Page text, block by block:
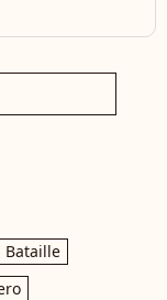
Bataille